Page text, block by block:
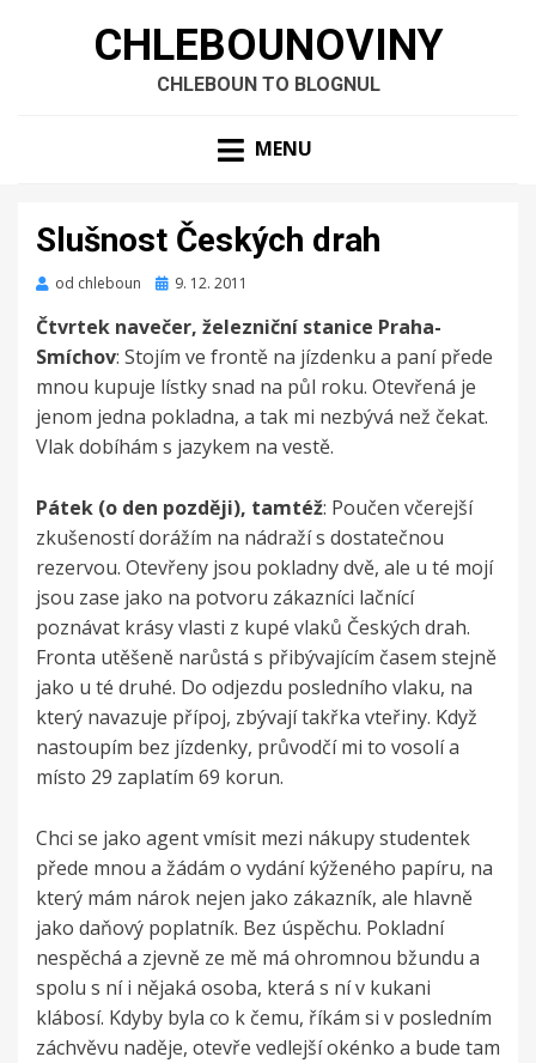
CHLEBOUNOVINY
CHLEBOUN TO BLOGNUL
MENU
Slušnost Českých drah
od chleboun
Zveřejněno
9. 12. 2011
Čtvrtek navečer, železniční stanice Praha-
Smíchov: Stojím ve frontě na jízdenku a paní přede
mnou kupuje lístky snad na půl roku. Otevřená je
jenom jedna pokladna, a tak mi nezbývá než čekat.
Vlak dobíhám s jazykem na vestě.
Pátek (o den později), tamtéž: Poučen včerejší
zkušeností dorážím na nádraží s dostatečnou
rezervou. Otevřeny jsou pokladny dvě, ale u té mojí
jsou zase jako na potvoru zákazníci lačnící
poznávat krásy vlasti z kupé vlaků Českých drah.
Fronta utěšeně narůstá s přibývajícím časem stejně
jako u té druhé. Do odjezdu posledního vlaku, na
který navazuje přípoj, zbývají takřka vteřiny. Když
nastoupím bez jízdenky, průvodčí mi to vosolí a
místo 29 zaplatím 69 korun.
Chci se jako agent vmísit mezi nákupy studentek
přede mnou a žádám o vydání kýženého papíru, na
který mám nárok nejen jako zákazník, ale hlavně
jako daňový poplatník. Bez úspěchu. Pokladní
nespěchá a zjevně ze mě má ohromnou bžundu a
spolu s ní i nějaká osoba, která s ní v kukani
klábosí. Kdyby byla co k čemu, říkám si v posledním
záchvěvu naděje, otevře vedlejší okénko a bude tam